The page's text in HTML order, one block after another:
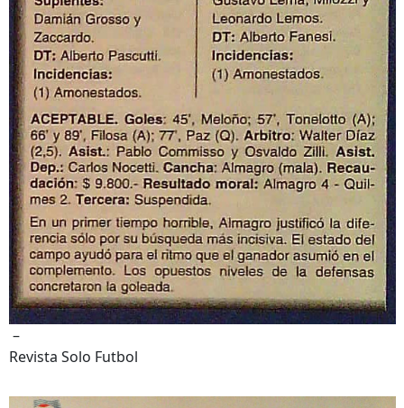
–
Revista Solo Futbol